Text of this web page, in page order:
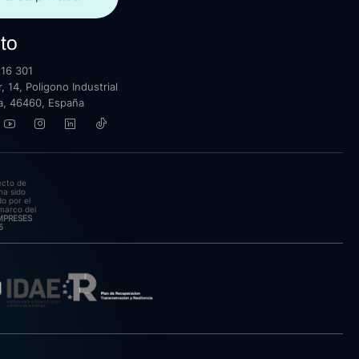
301
14, Poligono Industrial
46460, España
de
sido
por el
del